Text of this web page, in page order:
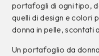
portafogli di ogni tipo,
quelli di design e colori
donna in pelle, scontati
Un portafoglio da